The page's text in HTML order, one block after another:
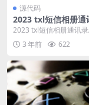
源代码
2023 txl短信相册通
获取 双端完美版
2023 txl短信相册通讯录
双端完美版
3 年前 622